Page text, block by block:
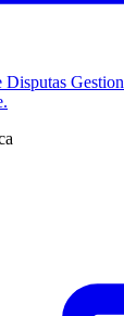
Disputas